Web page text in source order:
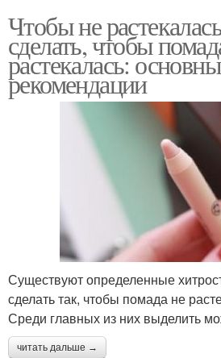
Чтобы не
сделать, чтобы
растекалась:
рекомендации
Существуют определенные
сделать так, чтобы помада не
Среди главных из них выделить
читать дальше →